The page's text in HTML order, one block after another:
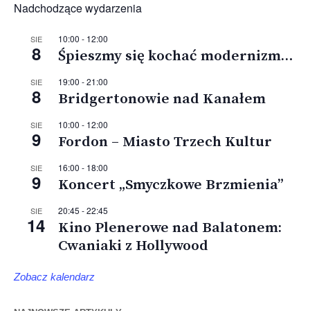
Nadchodzące wydarzenia
SIE
8
10:00 - 12:00
Śpieszmy się kochać modernizm…
SIE
8
19:00 -21:00
Bridgertonowie nad Kanałem
SIE
9
10:00 - 12:00
Fordon – Miasto Trzech Kultur
SIE
9
16:00 - 18:00
Koncert „Smyczkowe Brzmienia”
SIE
14
20:45 -22:45
Kino Plenerowe nad Balatonem:
Cwaniaki z Hollywood
Zobacz kalendarz